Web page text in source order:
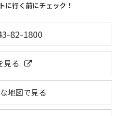
に行く前にチェック！
82-1800
見る
地図で見る